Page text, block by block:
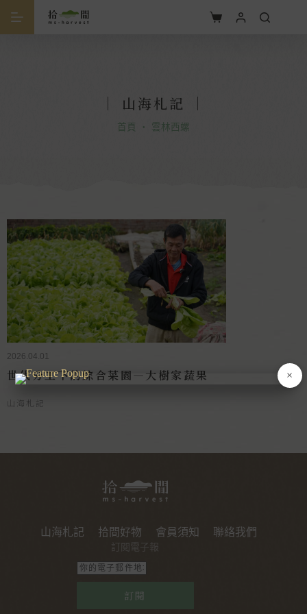
｜ 山海札記 ｜
首頁 ・ 雲林西螺
2026.04.01
世代分工下的綜合菜園—大樹家蔬果
山海札記
山海札記 拾間好物 會員須知 聯絡我們
訂閱電子報
訂閱
×